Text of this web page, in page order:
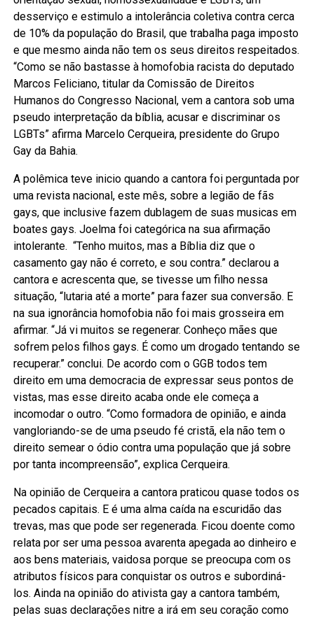
desserviço e estimulo a intolerância coletiva contra cerca
de 10% da população do Brasil, que trabalha paga imposto
e que mesmo ainda não tem os seus direitos respeitados.
“Como se não bastasse à homofobia racista do deputado
Marcos Feliciano, titular da Comissão de Direitos
Humanos do Congresso Nacional, vem a cantora sob uma
pseudo interpretação da bíblia, acusar e discriminar os
LGBTs” afirma Marcelo Cerqueira, presidente do Grupo
Gay da Bahia.
A polêmica teve inicio quando a cantora foi perguntada por
uma revista nacional, este mês, sobre a legião de fãs
gays, que inclusive fazem dublagem de suas musicas em
boates gays. Joelma foi categórica na sua afirmação
intolerante. “Tenho muitos, mas a Bíblia diz que o
casamento gay não é correto, e sou contra.” declarou a
cantora e acrescenta que, se tivesse um filho nessa
situação, “lutaria até a morte” para fazer sua conversão. E
na sua ignorância homofobia não foi mais grosseira em
afirmar. “Já vi muitos se regenerar. Conheço mães que
sofrem pelos filhos gays. É como um drogado tentando se
recuperar.” conclui. De acordo com o GGB todos tem
direito em uma democracia de expressar seus pontos de
vistas, mas esse direito acaba onde ele começa a
incomodar o outro. “Como formadora de opinião, e ainda
vangloriando-se de uma pseudo fé cristã, ela não tem o
direito semear o ódio contra uma população que já sobre
por tanta incompreensão”, explica Cerqueira.
Na opinião de Cerqueira a cantora praticou quase todos os
pecados capitais. E é uma alma caída na escuridão das
trevas, mas que pode ser regenerada. Ficou doente como
relata por ser uma pessoa avarenta apegada ao dinheiro e
aos bens materiais, vaidosa porque se preocupa com os
atributos físicos para conquistar os outros e subordiná-
los. Ainda na opinião do ativista gay a cantora também,
pelas suas declarações nitre a irá em seu coração como